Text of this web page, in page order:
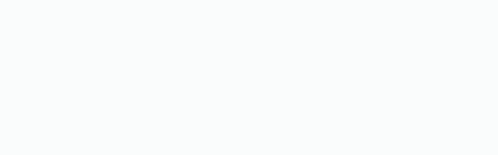
conoscenza per i sistemi di gestione della sicurezza delle
conoscenza per le società di consulenza.